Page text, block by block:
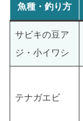
魚種・釣り方
サビキの豆ア
ジ・小イワシ
テナガエビ